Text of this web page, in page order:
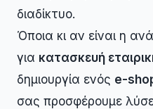
διαδίκτυο.
Όποια κι αν είναι η
για κατασκευή
δημιουργία ενός e-
σας προσφέρουμε